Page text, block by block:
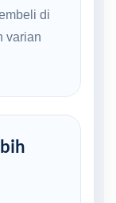
di
varian